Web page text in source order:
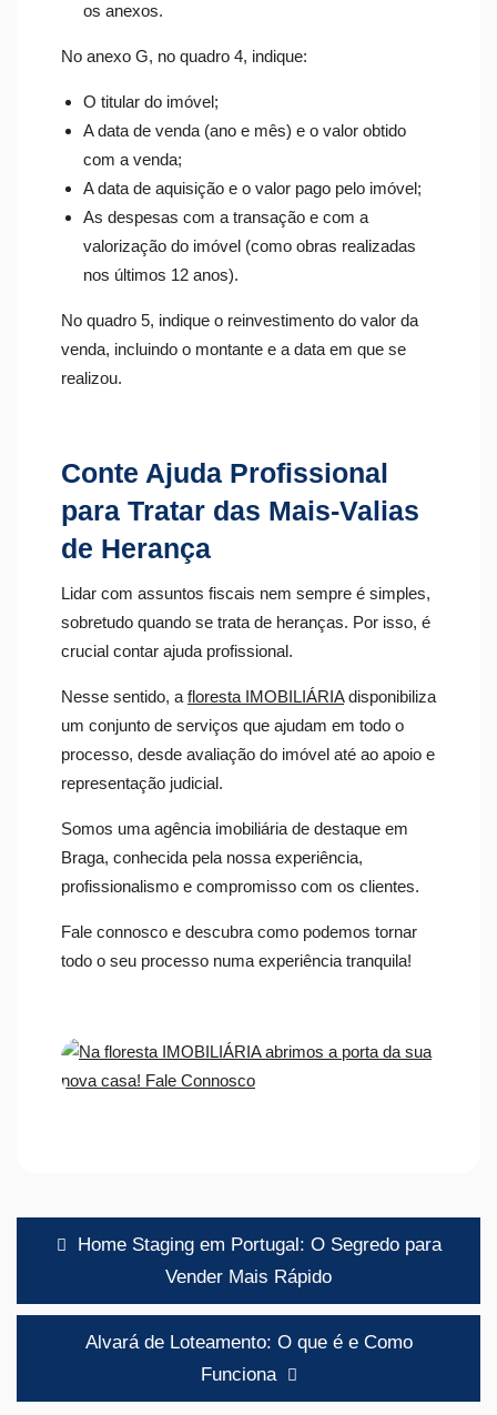
os anexos.
No anexo G, no quadro 4, indique:
O titular do imóvel;
A data de venda (ano e mês) e o valor obtido
com a venda;
A data de aquisição e o valor pago pelo imóvel;
As despesas com a transação e com a
valorização do imóvel (como obras realizadas
nos últimos 12 anos).
No quadro 5, indique o reinvestimento do valor da
venda, incluindo o montante e a data em que se
realizou.
Conte Ajuda Profissional
para Tratar das Mais-Valias
de Herança
Lidar com assuntos fiscais nem sempre é simples,
sobretudo quando se trata de heranças. Por isso, é
crucial contar ajuda profissional.
Nesse sentido, a floresta IMOBILIÁRIAdisponibiliza
um conjunto de serviços que ajudam em todo o
processo, desde avaliação do imóvel até ao apoio e
representação judicial.
Somos uma agência imobiliária de destaque em
Braga, conhecida pela nossa experiência,
profissionalismo e compromisso com os clientes.
Fale connosco e descubra como podemos tornar
todo o seu processo numa experiência tranquila!
Navegação
artigos
Home Staging em Portugal: O Segredo para
Vender Mais Rápido
Alvará de Loteamento: O que é e Como
Funciona